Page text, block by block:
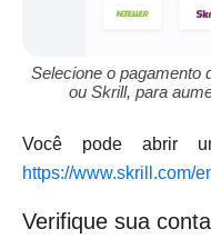
Selecione o pagamento
ou Skrill, para
Você pode abrir
https://www.skrill.com/
Verifique sua